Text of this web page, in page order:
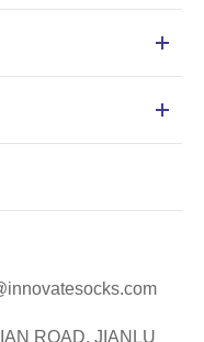
ROAD, JIANLU